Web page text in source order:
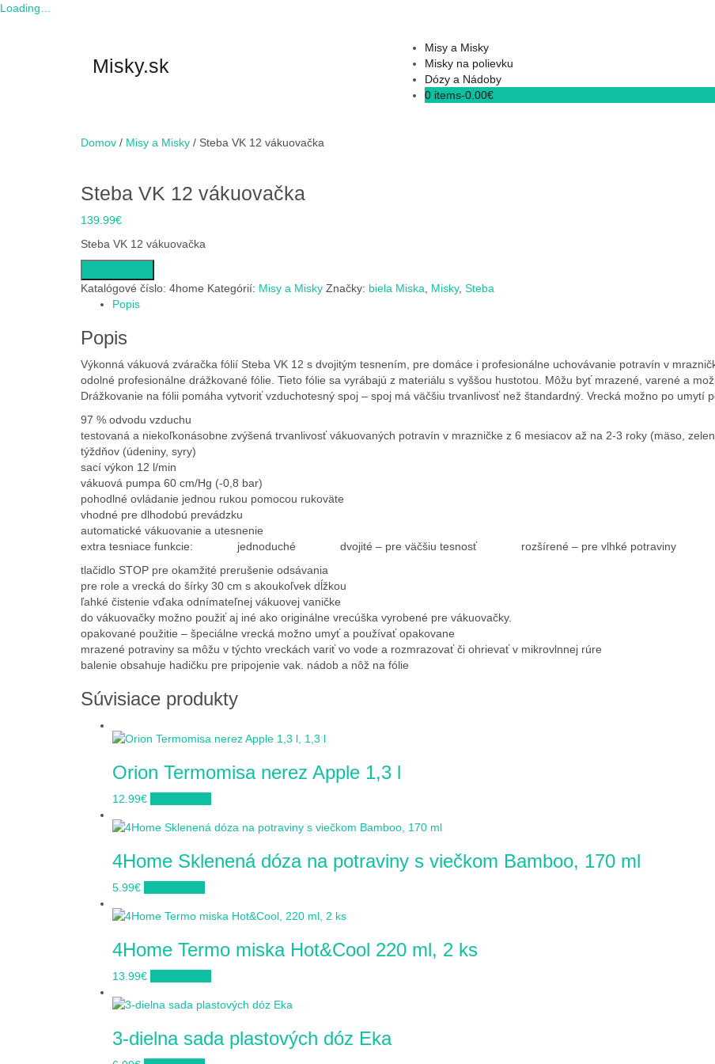
Loading…
Misky.sk
Misy a Misky
Misky na polievku
Dózy a Nádoby
0 items-0.00€
Domov / Misy a Misky / Steba VK 12 vákuovačka
Steba VK 12 vákuovačka
139.99€
Steba VK 12 vákuovačka
Katalógové číslo: 4home Kategórií: Misy a Misky Značky: biela Miska, Misky, Steba
Popis
Popis
Výkonná vákuová zváračka fólií Steba VK 12 s dvojitým tesnením, pre domáce i profesionálne uchovávanie potravín v
odolné profesionálne drážkované fólie. Tieto fólie sa vyrábajú z materiálu s vyššou hustotou. Môžu byť mrazené, varené a
Drážkovanie na fólii pomáha vytvoriť vzduchotesný spoj – spoj má väčšiu trvanlivosť než štandardný. Vrecká možno po umytí
97 % odvodu vzduchu
testovaná a niekoľkonásobne zvýšená trvanlivosť vákuovaných potravín v mrazničke z 6 mesiacov až na 2-3 roky (mäso,
týždňov (údeniny, syry)
sací výkon 12 l/min
vákuová pumpa 60 cm/Hg (-0,8 bar)
pohodlné ovládanie jednou rukou pomocou rukoväte
vhodné pre dlhodobú prevádzku
automatické vákuovanie a utesnenie
extra tesniace funkcie: jednoduché dvojité – pre väčšiu tesnosť rozšírené – pre vlhké potraviny
tlačidlo STOP pre okamžité prerušenie odsávania
pre role a vrecká do šírky 30 cm s akoukoľvek dĺžkou
ľahké čistenie vďaka odnímateľnej vákuovej vaničke
do vákuovačky možno použiť aj iné ako originálne vrecúška vyrobené pre vákuovačky.
opakované použitie – špeciálne vrecká možno umyť a používať opakovane
mrazené potraviny sa môžu v týchto vreckách variť vo vode a rozmrazovať či ohrievať v mikrovlnnej rúre
balenie obsahuje hadičku pre pripojenie vak. nádob a nôž na fólie
Súvisiace produkty
Orion Termomisa nerez Apple 1,3 l
12.99€
4Home Sklenená dóza na potraviny s viečkom Bamboo, 170 ml
5.99€
4Home Termo miska Hot&Cool 220 ml, 2 ks
13.99€
3-dielna sada plastových dóz Eka